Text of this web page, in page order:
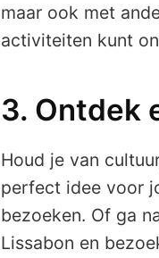
maar ook met
activiteiten kunt
3. Ontdek
Houd je van
perfect idee voor
bezoeken. Of ga
Lissabon en